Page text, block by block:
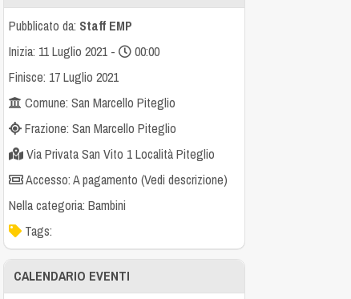
Pubblicato da: Staff EMP
Inizia: 11 Luglio 2021 -
00:00
Finisce: 17 Luglio 2021
Comune: San Marcello Piteglio
Frazione: San Marcello Piteglio
Via Privata San Vito 1 Località Piteglio
Accesso: A pagamento (Vedi descrizione)
Nella categoria:Bambini
Tags:
CALENDARIO EVENTI